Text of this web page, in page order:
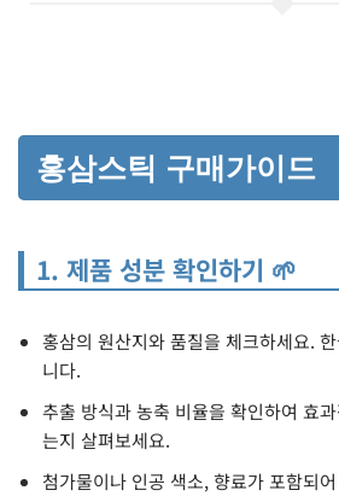
홍삼스틱 구매가이드
1. 제품 성분 확인하기 🌱
홍삼의 원산지와 품질을 체크하세요.
니다.
추출 방식과 농축 비율을 확인하여 효
는지 살펴보세요.
첨가물이나 인공 색소, 향료가 포함되